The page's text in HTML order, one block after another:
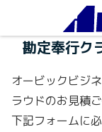
勘定奉行ク
オービックビジ
ラウドのお見積
下記フォームに